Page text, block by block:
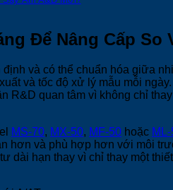
Để Nâng Cấp So
và có thể chuẩn hóa giữa
và tốc độ xử lý mẫu mỗi
R&D quan tâm vì không chỉ
MS-70, MX-50, MF-50 hoặc
hơn và phù hợp hơn với môi
dài hạn thay vì chỉ thay một